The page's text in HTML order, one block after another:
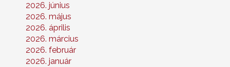
2026. június
2026. május
2026. április
2026. március
2026. február
2026. január